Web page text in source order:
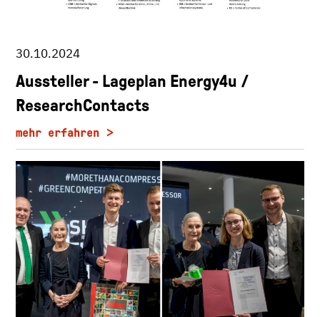
30.10.2024
Aussteller - Lageplan Energy4u /
ResearchContacts
mehr erfahren